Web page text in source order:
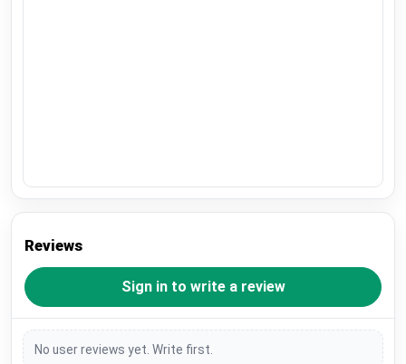
Reviews
Sign in to write a review
No user reviews yet. Write first.